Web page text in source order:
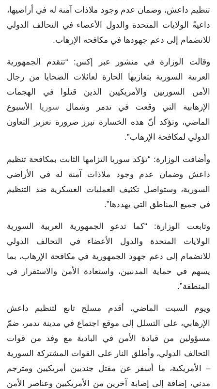
تنظيم داعش، وضمان عدم وجود ملاذات آمنة له في أراضيها،
داعيةً الولايات المتحدة والدول الأعضاء في التحالف الدولي
للانضمام إلى دعم جهودها في مكافحة الإرهاب.
وقالت الوزارة في منشور عبر إكس: “تتقدم الجمهورية
العربية السورية بتعازيها الحارة لعائلات الضحايا من رجال
الأمن السوريين والأمريكيين الذين قتلوا في الهجمات
الإرهابية التي وقعت في تدمر وشمال سوريا الأسبوع
الماضي، وتؤكد أنّ هذه الخسارة تبرز ضرورة تعزيز التعاون
الدولي لمكافحة الإرهاب”.
وأضافت الوزارة: “تؤكد سوريا التزامها الثابت بمكافحة تنظيم
داعش وضمان عدم وجود ملاذات آمنة له في الأراضي
السورية، وستواصل تكثيف العمليات العسكرية ضد التنظيم
في جميع المناطق التي يهددها”.
وتابعت الوزارة: “كما تدعو الجمهورية العربية السورية
الولايات المتحدة والدول الأعضاء في التحالف الدولي
للانضمام إلى دعم جهود الجمهورية في مكافحة الإرهاب، بما
يسهم في حماية المدنيين، واستعادة الأمن والاستقرار في
المنطقة”.
ويوم السبت الماضي، أقدم مسلح تابع لتنظيم داعش
الإرهابي، على التسلل إلى موقع اجتماع في مدينة تدمر، ضمّ
مسؤولين من قيادة الأمن في البادية مع وفد من قوات
التحالف الدولي، وأطلق النار على القوات المشتركة السورية
– الأمريكية، ما أسفر عن مقتل جنديين أمريكيين ومترجم
مدني، إضافة إلى إصابة آخرين من الأمريكيين وعناصر الأمن